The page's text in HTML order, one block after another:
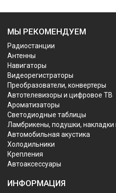
МЫ РЕКОМЕНДУЕМ
Радиостанции
Антенны
Навигаторы
Видеорегистраторы
Преобразователи, конвертеры
Автотелевизоры и цифровое ТВ
Ароматизаторы
Светодиодные таблицы
Ламбрикены, подушки, накладки
Автомобильная акустика
Холодильники
Крепления
Автоаксессуары
ИНФОРМАЦИЯ